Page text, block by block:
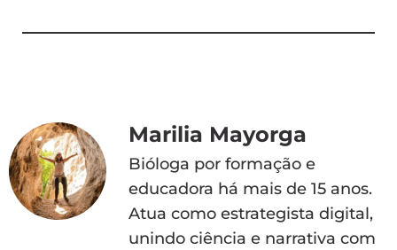
Marilia Mayorga
Bióloga por formação e
educadora há mais de 15 anos.
Atua como estrategista digital,
unindo ciência e narrativa com